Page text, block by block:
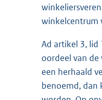
winkelcentrum
Ad artikel 3,
oordeel van de
een herhaald
benoemd, dan